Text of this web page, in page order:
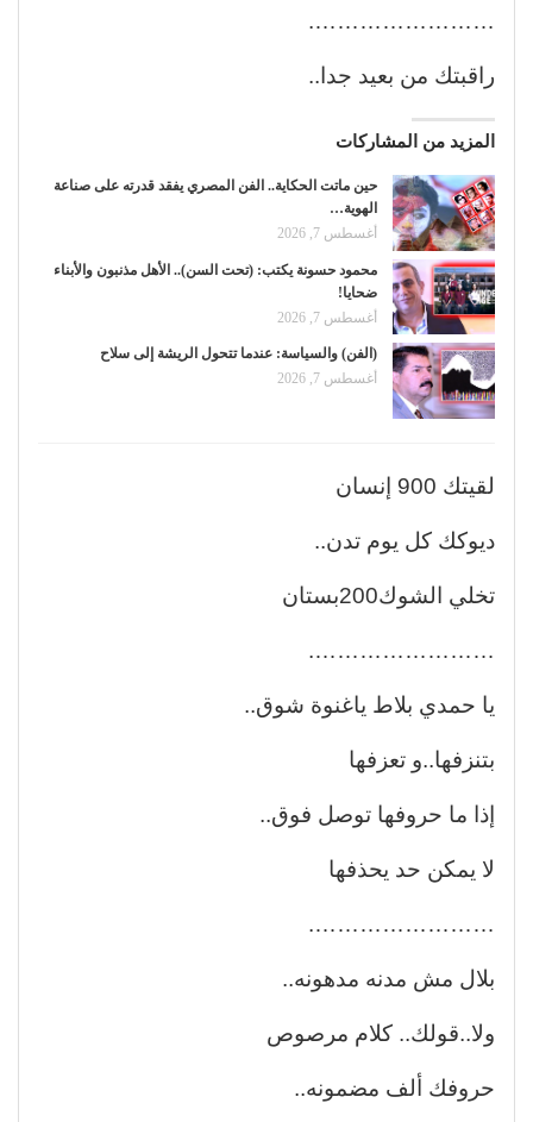
…………………….
راقبتك من بعيد جدا..
المزيد من المشاركات
حين ماتت الحكاية.. الفن المصري يفقد قدرته على صناعة
الهوية…
أغسطس 7, 2026
محمود حسونة يكتب: (تحت السن).. الأهل مذنبون والأبناء
ضحايا!
أغسطس 7, 2026
(الفن) والسياسة: عندما تتحول الريشة إلى سلاح
أغسطس 7, 2026
لقيتك 900 إنسان
ديوكك كل يوم تدن..
تخلي الشوك200بستان
…………………….
يا حمدي بلاط ياغنوة شوق..
بتنزفها..و تعزفها
إذا ما حروفها توصل فوق..
لا يمكن حد يحذفها
…………………….
بلال مش مدنه مدهونه..
ولا..قولك.. كلام مرصوص
حروفك ألف مضمونه..